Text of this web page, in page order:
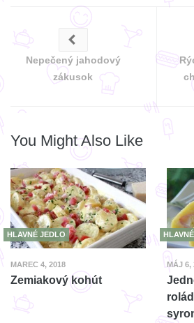
Nepečený jahodový
zákusok
You Might Also Like
HLAVNÉ JEDLO
MAREC 4, 2018
Zemiakový kohút
MÁJ 6,